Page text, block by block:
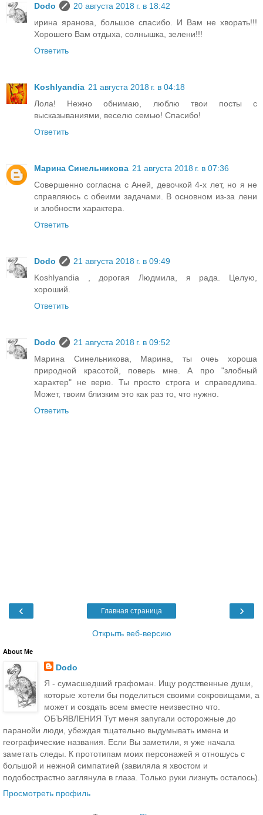
Dodo
20 августа 2018 г. в 18:42
ирина яранова, большое спасибо. И Вам не хворать!!!
Хорошего Вам отдыха, солнышка, зелени!!!
Ответить
Koshlyandia 21 августа 2018 г. в 04:18
Лола! Нежно обнимаю, люблю твои посты с
высказываниями, веселю семью! Спасибо!
Ответить
Марина Синельникова 21 августа 2018 г. в 07:36
Совершенно согласна с Аней, девочкой 4-х лет, но я не
справляюсь с обеими задачами. В основном из-за лени
и злобности характера.
Ответить
Dodo
21 августа 2018 г. в 09:49
Koshlyandia , дорогая Людмила, я рада. Целую,
хороший.
Ответить
Dodo
21 августа 2018 г. в 09:52
Марина Синельникова, Марина, ты очеь хороша
природной красотой, поверь мне. А про "злобный
характер" не верю. Ты просто строга и справедлива.
Может, твоим близким это как раз то, что нужно.
Ответить
‹ ›
Главная страница
Открыть веб-версию
About Me
Dodo
Я - сумасшедший графоман. Ищу родственные души,
которые хотели бы поделиться своими сокровищами, а
может и создать всем вместе неизвестно что.
ОБЪЯВЛЕНИЯ Тут меня запугали осторожные до
паранойи люди, убеждая тщательно выдумывать имена и
географические названия. Если Вы заметили, я уже начала
заметать следы. К прототипам моих персонажей я отношусь с
большой и нежной симпатией (завиляла я хвостом и
подобострастно заглянула в глаза. Только руки лизнуть осталось).
Просмотреть профиль